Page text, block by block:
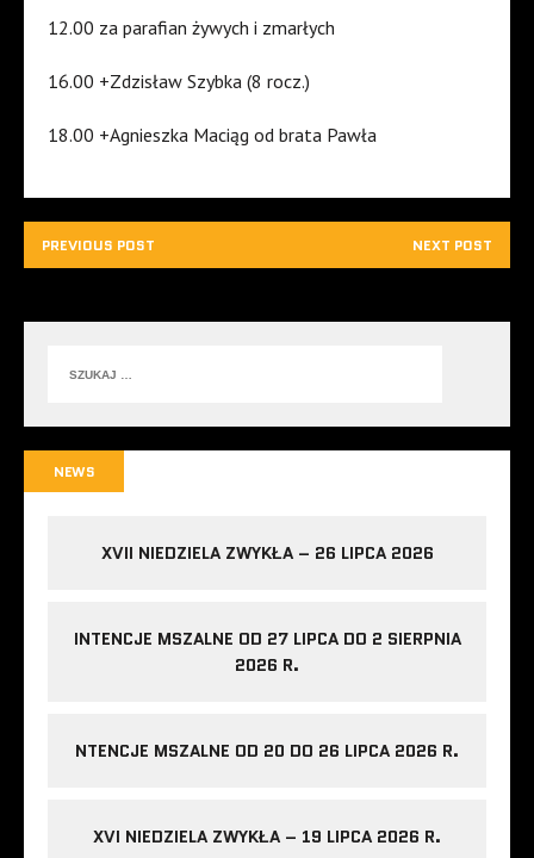
12.00 za parafian żywych i zmarłych
16.00 +Zdzisław Szybka (8 rocz.)
18.00 +Agnieszka Maciąg od brata Pawła
PREVIOUS POST NEXT POST
NEWS
XVII NIEDZIELA ZWYKŁA – 26 LIPCA 2026
INTENCJE MSZALNE OD 27 LIPCA DO 2 SIERPNIA
2026 R.
NTENCJE MSZALNE OD 20 DO 26 LIPCA 2026 R.
XVI NIEDZIELA ZWYKŁA – 19 LIPCA 2026 R.